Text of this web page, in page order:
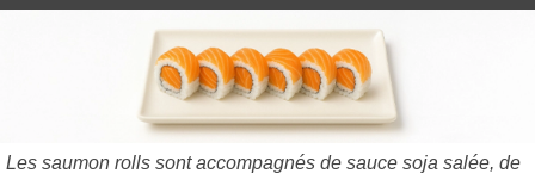
Les saumon rolls sont accompagnés de sauce soja salée, de